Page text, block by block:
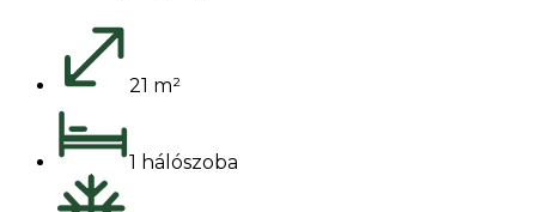
21 m²
1 hálószoba